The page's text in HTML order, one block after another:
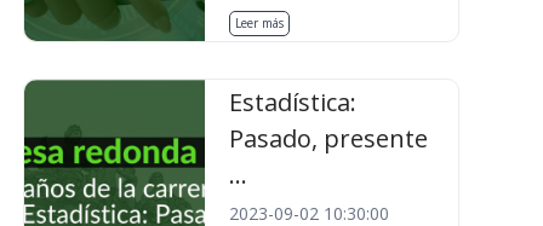
Leer más
Estadística:
Pasado, presente
...
2023-09-02 10:30:00